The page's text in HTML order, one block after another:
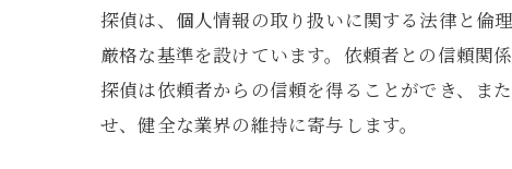
探偵は、個人情報の取り扱いに関する法律と倫
厳格な基準を設けています。依頼者との信頼関
探偵は依頼者からの信頼を得ることができ、ま
せ、健全な業界の維持に寄与します。